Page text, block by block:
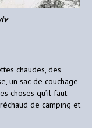
chaudes, des
un sac de couchage
choses qu’il faut
de camping et